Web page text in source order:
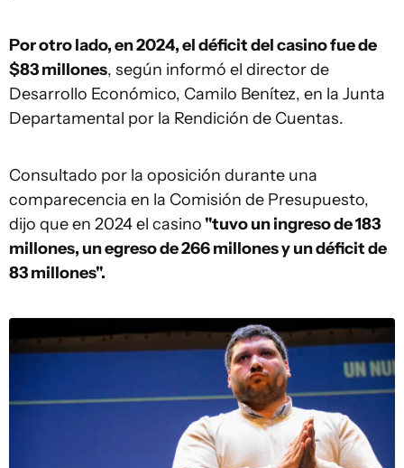
Por otro lado, en 2024, el déficit del casino fue de
$83 millones, según informó el director de
Desarrollo Económico, Camilo Benítez, en la Junta
Departamental por la Rendición de Cuentas.
Consultado por la oposición durante una
comparecencia en la Comisión de Presupuesto,
dijo que en 2024 el casino "tuvo un ingreso de 183
millones, un egreso de 266 millones y un déficit de
83 millones".